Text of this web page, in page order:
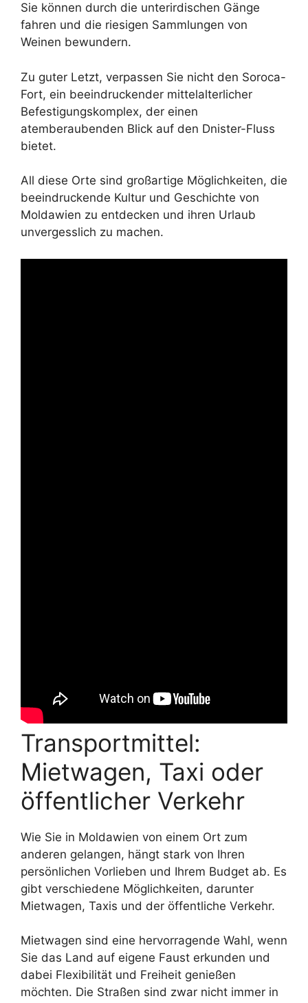
Sie können durch die unterirdischen Gänge
fahren und die riesigen Sammlungen von
Weinen bewundern.
Zu guter Letzt, verpassen Sie nicht den Soroca-
Fort, ein beeindruckender mittelalterlicher
Befestigungskomplex, der einen
atemberaubenden Blick auf den Dnister-Fluss
bietet.
All diese Orte sind großartige Möglichkeiten, die
beeindruckende Kultur und Geschichte von
Moldawien zu entdecken und ihren Urlaub
unvergesslich zu machen.
Transportmittel:
Mietwagen, Taxi oder
öffentlicher Verkehr
Wie Sie in Moldawien von einem Ort zum
anderen gelangen, hängt stark von Ihren
persönlichen Vorlieben und Ihrem Budget ab. Es
gibt verschiedene Möglichkeiten, darunter
Mietwagen, Taxis und der öffentliche Verkehr.
Mietwagen sind eine hervorragende Wahl, wenn
Sie das Land auf eigene Faust erkunden und
dabei Flexibilität und Freiheit genießen
möchten. Die Straßen sind zwar nicht immer in